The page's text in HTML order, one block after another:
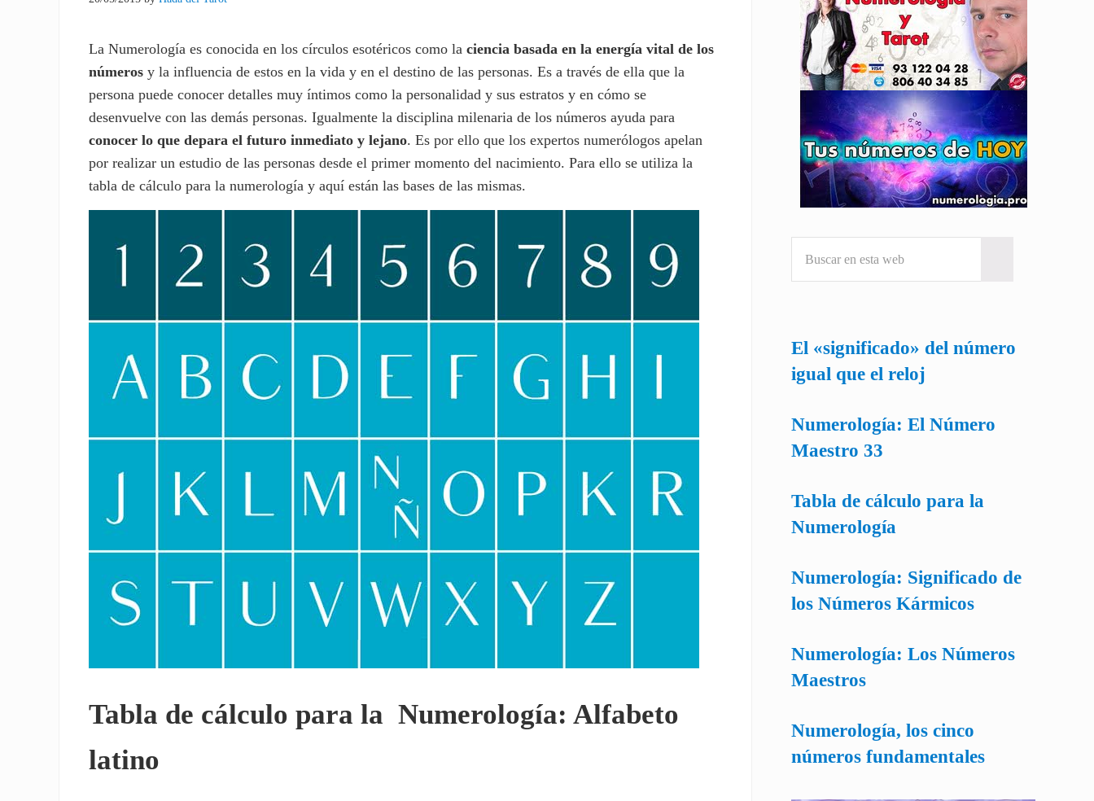
La Numerología es conocida en los círculos esotéricos como laciencia basada en la energía vital de los
números y la influencia de estos en la vida y en el destino de las personas. Es a través de ella que la
persona puede conocer detalles muy íntimos como la personalidad y sus estratos y en cómo se
desenvuelve con las demás personas. Igualmente la disciplina milenaria de los números ayuda para
conocer lo que depara el futuro inmediato y lejano. Es por ello que los expertos numerólogos apelan
por realizar un estudio de las personas desde el primer momento del nacimiento. Para ello se utiliza la
tabla de cálculo para la numerología y aquí están las bases de las mismas.
Tabla de cálculo para la Numerología: Alfabeto
latino
El «significado» del número
igual que el reloj
Numerología: El Número
Maestro 33
Tabla de cálculo para la
Numerología
Numerología: Significado de
los Números Kármicos
Numerología: Los Números
Maestros
Numerología, los cinco
números fundamentales